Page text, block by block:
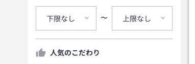
下限なし 〜 上限なし
人気のこだわり